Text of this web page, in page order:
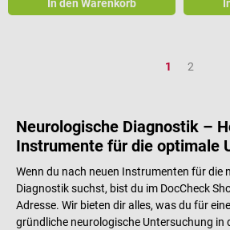
In den Warenkorb
Seite
1 Seite
2
Neurologische Diagnostik –
Instrumente für die optimale
Wenn du nach neuen Instrumenten für die
Diagnostik suchst, bist du im DocCheck
Adresse. Wir bieten dir alles, was du für
gründliche neurologische Untersuchung in